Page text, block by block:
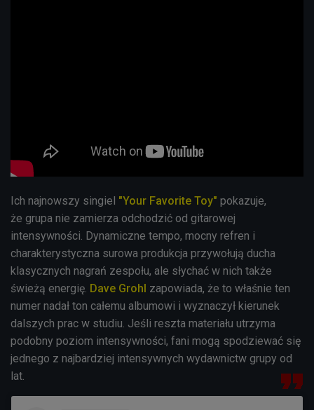
Ich najnowszy singiel "Your Favorite Toy" pokazuje,
że grupa nie zamierza odchodzić od gitarowej
intensywności. Dynamiczne tempo, mocny refren i
charakterystyczna surowa produkcja przywołują ducha
klasycznych nagrań zespołu, ale słychać w nich także
świeżą energię. Dave Grohl zapowiada, że to właśnie ten
numer nadał ton całemu albumowi i wyznaczył kierunek
dalszych prac w studiu. Jeśli reszta materiału utrzyma
podobny poziom intensywności, fani mogą spodziewać się
jednego z najbardziej intensywnych wydawnictw grupy od
lat.